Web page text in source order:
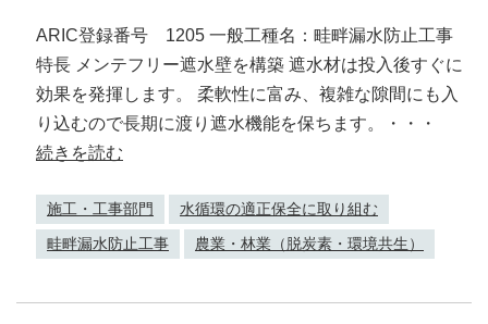
ARIC登録番号 1205 一般工種名：畦畔漏水防止工事
特長 メンテフリー遮水壁を構築 遮水材は投入後すぐに
効果を発揮します。 柔軟性に富み、複雑な隙間にも入
り込むので長期に渡り遮水機能を保ちます。・・・
続きを読む
施工・工事部門
水循環の適正保全に取り組む
畦畔漏水防止工事
農業・林業（脱炭素・環境共生）